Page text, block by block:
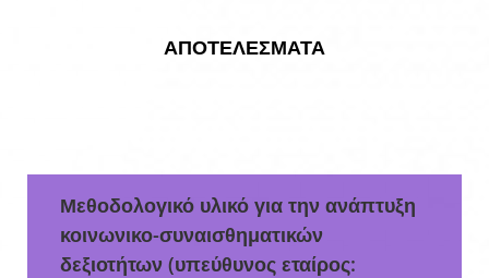
ΑΠΟΤΕΛΈΣΜΑΤΑ
Μεθοδολογικό υλικό για την ανάπτυξη
κοινωνικο-συναισθηματικών
δεξιοτήτων (υπεύθυνος εταίρος: